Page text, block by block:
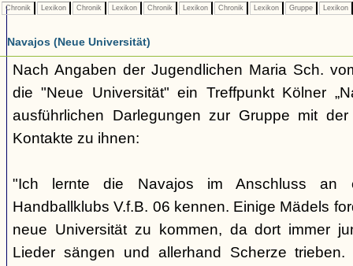
Chronik Lexikon Chronik Lexikon Chronik Lexikon Chronik Lexikon Gruppe Lexikon
Navajos (Neue Universität)
Nach Angaben der Jugendlichen Maria Sch.
die "Neue Universität" ein Treffpunkt Kölner
ausführlichen Darlegungen zur Gruppe mit
Kontakte zu ihnen:
"Ich lernte die Navajos im Anschluss an
Handballklubs V.f.B. 06 kennen. Einige Mädels
neue Universität zu kommen, da dort immer
Lieder sängen und allerhand Scherze